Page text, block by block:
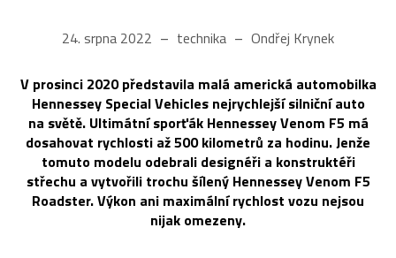
24. srpna 2022 technika Ondřej Krynek
V prosinci 2020 představila malá americká automobilka
Hennessey Special Vehicles nejrychlejší silniční auto
na světě. Ultimátní sporťák Hennessey Venom F5 má
dosahovat rychlosti až 500 kilometrů za hodinu. Jenže
tomuto modelu odebrali designéři a konstruktéři
střechu a vytvořili trochu šílený Hennessey Venom F5
Roadster. Výkon ani maximální rychlost vozu nejsou
nijak omezeny.